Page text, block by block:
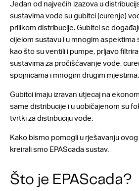
Jedan od najvećih izazova u
sustavima vode su gubitci (curenje)
prilikom distribucije. Gubitci se
cijelom sustavu i u mnogim aspektima
kao što su ventili i pumpe, prljavo
sustavima za pročišćavanje vode,
spojnicama i mnogim drugim mjestima.
Gubitci imaju izravan utjecaj na
same distribucije i u uobičajenom su
tvrtki za distribuciju vode.
Kako bismo pomogli u rješavanju ovog
kreirali smo EPAScada sustav.
Što je EPAScada?